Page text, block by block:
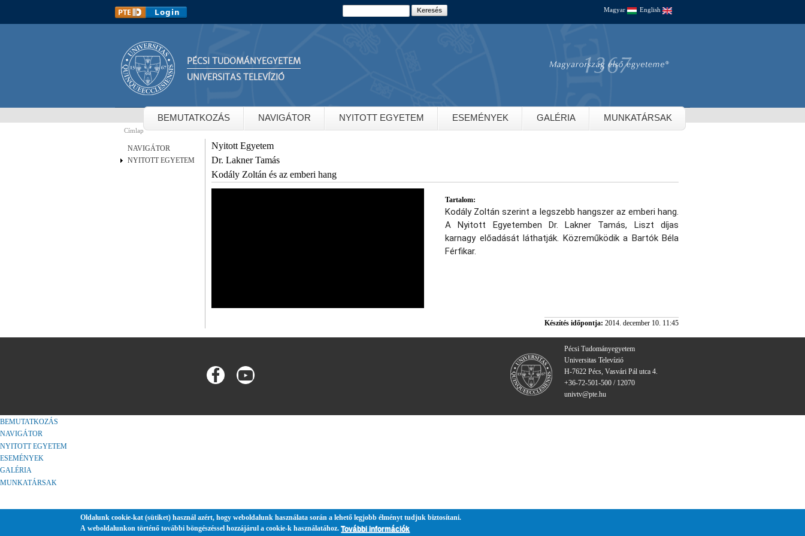
Ugrás a
tartalomra
Keresés űrlap Magyar English
PÉCSI TUDOMÁNYEGYETEM
UNIVERSITAS TELEVÍZIÓ
BEMUTATKOZÁS NAVIGÁTOR NYITOTT EGYETEM ESEMÉNYEK GALÉRIA MUNKATÁRSAK
Jelenlegi hely
Címlap
NAVIGÁTOR
NYITOTT EGYETEM
Nyitott Egyetem
Dr. Lakner Tamás
Kodály Zoltán és az emberi hang
Tartalom:
Kodály Zoltán szerint a legszebb hangszer az emberi hang.
A Nyitott Egyetemben Dr. Lakner Tamás, Liszt díjas
karnagy előadását láthatják. Közreműködik a Bartók Béla
Férfikar.
Készítés időpontja: 2014. december 10. 11:45
Pécsi Tudományegyetem
Universitas Televízió
H-7622 Pécs, Vasvári Pál utca 4.
+36-72-501-500 / 12070
univtv@pte.hu
BEMUTATKOZÁS
NAVIGÁTOR
NYITOTT EGYETEM
ESEMÉNYEK
GALÉRIA
MUNKATÁRSAK
Oldalunk cookie-kat (sütiket) használ azért, hogy weboldalunk használata során a lehető legjobb élményt tudjuk biztosítani.
A weboldalunkon történő további böngészéssel hozzájárul a cookie-k használatához. További információk